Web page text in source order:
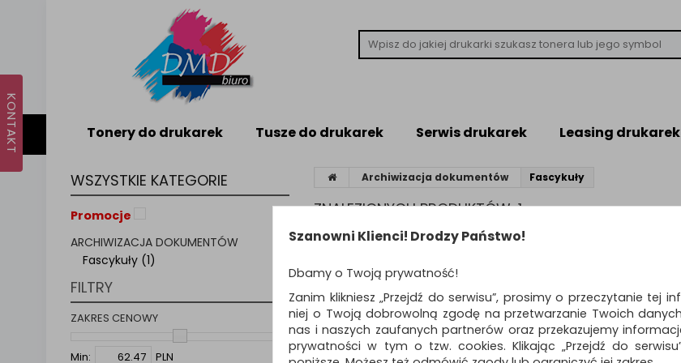
Tonery do drukarek Tusze do drukarek Serwis drukarek Leasing drukarek
WSZYSTKIE KATEGORIE
Promocje
ARCHIWIZACJA DOKUMENTÓW
Fascykuły (1)
FILTRY
ZAKRES CENOWY
Min:
PLN
Archiwizacja dokumentów Fascykuły
ZNALEZIONYCH PRODUKTÓW: 1
Twarde, tekturowe okładki służące do archiwizacji dużych partii
przechowywanych dokumentów.
Sortuj po Standardowe
Szanowni Klienci! Drodzy Państwo!
Dbamy o Twoją prywatność!
Zanim klikniesz „Przejdź do serwisu”, prosimy o przeczytanie tej
niej o Twoją dobrowolną zgodę na przetwarzanie Twoich
nas i naszych zaufanych partnerów oraz przekazujemy
prywatności w tym o tzw. cookies. Klikając „Przejdź do